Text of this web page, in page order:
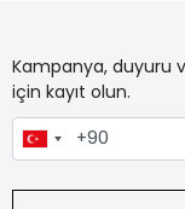
Kampanya, duyuru
için kayıt olun.